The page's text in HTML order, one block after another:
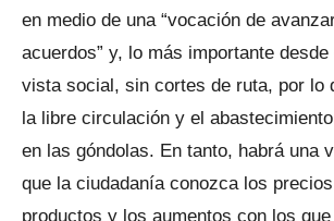
en medio de una “vocación de
acuerdos” y, lo más importante
vista social, sin cortes de ruta, por lo
la libre circulación y el
en las góndolas. En tanto, habrá una
que la ciudadanía conozca los
productos y los aumentos con los